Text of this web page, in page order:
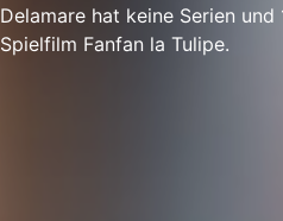
Delamare hat keine Serien
Spielfilm Fanfan la Tulipe.